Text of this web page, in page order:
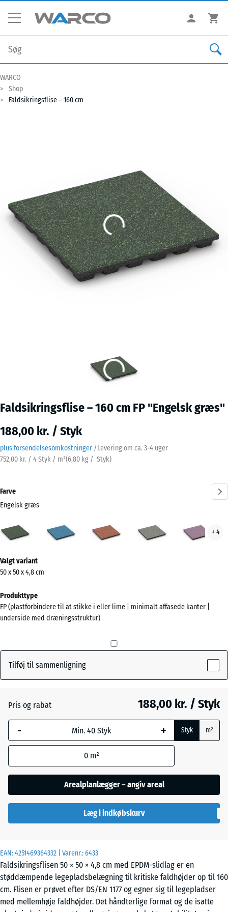
WARCO
Shop
Faldsikringsflise – 160 cm
Faldsikringsflise – 160 cm FP "Engelsk græs"
188,00 kr. / Styk
plus forsendelsesomkostninger /Levering om ca. 3-4 uger
752,00 kr. / 4 Styk / m²(6,80 kg / Styk)
EAN:4251469364332 | Varenr.:6433
Faldsikringsflisen 50 × 50 × 4,8 cm med EPDM-slidlag er en
støddæmpende legepladsbelægning til kritiske faldhøjder op til 160
cm. Flisen er prøvet efter DS/EN 1177 og egner sig til legepladser
med mellemhøje faldhøjder. Det håndterlige format og de isatte
Farve
Engelsk græs
granit
+ 4
information
om
farverne?
Vis
farvepalette
(active)
Etna
Grå
Mørkegrå
granit
- 3,00 kr.
Rattan
Valgt variant
50 x 50 x 4,8 cm
Produkttype
FP (plastforbindere til at stikke i eller lime | minimalt affasede kanter |
underside med dræningsstruktur)
Tilføj til sammenligning
Pris og rabat 188,00 kr. / Styk
- + Styk m²
0 m²
Arealplanlægger – angiv areal
Læg i indkøbskurv